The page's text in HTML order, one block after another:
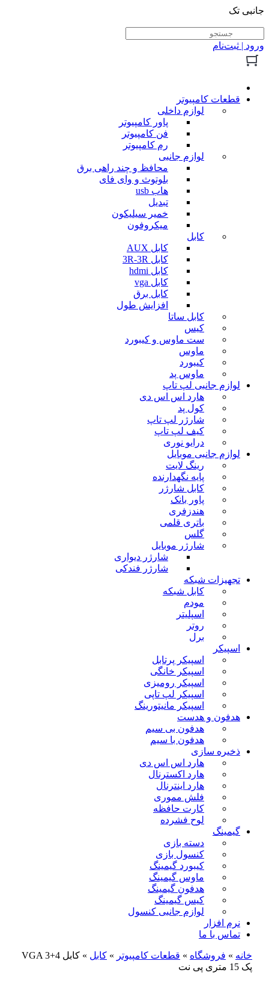
جانبی تک
ورود | ثبت‌نام
قطعات کامپیوتر
لوازم داخلی
پاور کامپیوتر
فن کامپیوتر
رم کامپیوتر
لوازم جانبی
محافظ و چند راهی برق
بلوتوث و وای فای
هاب usb
تبدیل
خمیر سیلیکون
میکروفون
کابل
کابل AUX
کابل 3R-3R
کابل hdmi
کابل vga
کابل برق
افزایش طول
کابل ساتا
کیس
ست ماوس و کیبورد
ماوس
کیبورد
ماوس پد
لوازم جانبی لپ تاپ
هارد اس اس دی
کول پد
شارژر لپ تاپ
کیف لپ تاپ
درایو نوری
لوازم جانبی موبایل
رینگ لایت
پایه نگهدارنده
کابل شارژر
پاور بانک
هندزفری
باتری قلمی
گلس
شارژر موبایل
شارژر دیواری
شارژر فندکی
تجهیزات شبکه
کابل شبکه
مودم
اسپلیتر
روتر
برل
اسپیکر
اسپیکر پرتابل
اسپیکر خانگی
اسپیکر رومیزی
اسپیکر لپ تاپی
اسپیکر مانیتورینگ
هدفون و هدست
هدفون بی سیم
هدفون با سیم
ذخیره سازی
هارد اس اس دی
هارد اکسترنال
هارد اینترنال
فلش مموری
کارت حافظه
لوح فشرده
گیمینگ
دسته بازی
کنسول بازی
کیبورد گیمینگ
ماوس گیمینگ
هدفون گیمینگ
کیس گیمینگ
لوازم جانبی کنسول
نرم افزار
تماس با ما
خانه » فروشگاه » قطعات کامپیوتر » کابل »
کابل VGA 3+4
پک 15 متری پی نت